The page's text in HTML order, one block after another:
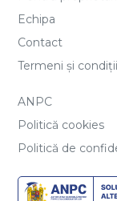
Echipa
Contact
Termeni și condiții
ANPC
Politică cookies
Politică de